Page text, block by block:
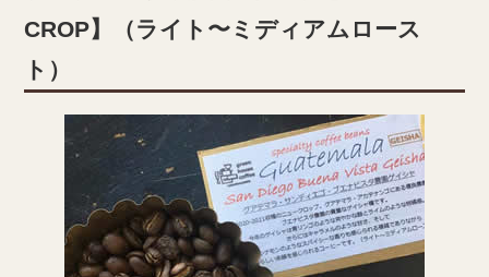
CROP】（ライト〜ミディアムロース
ト）